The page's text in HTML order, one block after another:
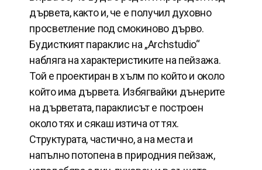
дървета, както и, че е получил духовно
просветление под смокиново дърво.
Будисткият параклис на „Archstudio“
набляга на характеристиките на пейзажа.
Той е проектиран в хълм по който и около
който има дървета. Избягвайки дънерите
на дърветата, параклисът е построен
около тях и сякаш изтича от тях.
Структурата, частично, а на места и
напълно потопена в природния пейзаж,